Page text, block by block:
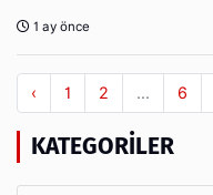
1 ay önce
‹ 1 2 ... 6
KATEGORILER